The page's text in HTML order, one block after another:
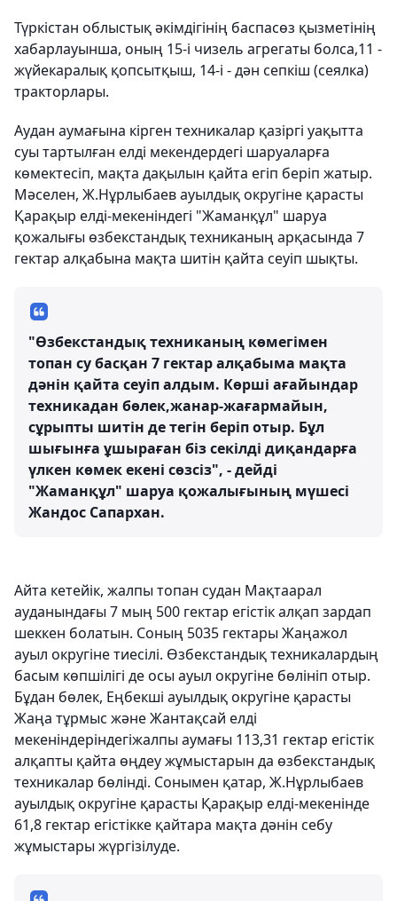
Түркістан облыстық әкімдігінің баспасөз қызметінің
хабарлауынша, оның 15-і чизель агрегаты болса,11 -
жүйекаралық қопсытқыш, 14-і - дән сепкіш (сеялка)
тракторлары.
Аудан аумағына кірген техникалар қазіргі уақытта
суы тартылған елді мекендердегі шаруаларға
көмектесіп, мақта дақылын қайта егіп беріп жатыр.
Мәселен, Ж.Нұрлыбаев ауылдық округіне қарасты
Қарақыр елді-мекеніндегі "Жаманқұл" шаруа
қожалығы өзбекстандық техниканың арқасында 7
гектар алқабына мақта шитін қайта сеуіп шықты.
"Өзбекстандық техниканың көмегімен
топан су басқан 7 гектар алқабыма мақта
дәнін қайта сеуіп алдым. Көрші ағайындар
техникадан бөлек,жанар-жағармайын,
сұрыпты шитін де тегін беріп отыр. Бұл
шығынға ұшыраған біз секілді диқандарға
үлкен көмек екені сөзсіз", - дейді
"Жаманқұл" шаруа қожалығының мүшесі
Жандос Сапархан.
Айта кетейік, жалпы топан судан Мақтаарал
ауданындағы 7 мың 500 гектар егістік алқап зардап
шеккен болатын. Соның 5035 гектары Жаңажол
ауыл округіне тиесілі. Өзбекстандық техникалардың
басым көпшілігі де осы ауыл округіне бөлініп отыр.
Бұдан бөлек, Еңбекші ауылдық округіне қарасты
Жаңа тұрмыс және Жантақсай елді
мекеніндеріндегіжалпы аумағы 113,31 гектар егістік
алқапты қайта өңдеу жұмыстарын да өзбекстандық
техникалар бөлінді. Сонымен қатар, Ж.Нұрлыбаев
ауылдық округіне қарасты Қарақыр елді-мекенінде
61,8 гектар егістікке қайтара мақта дәнін себу
жұмыстары жүргізілуде.